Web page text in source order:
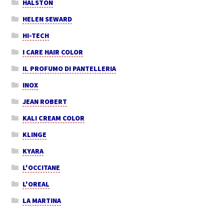
HALSTON
HELEN SEWARD
HI-TECH
I CARE HAIR COLOR
IL PROFUMO DI PANTELLERIA
INOX
JEAN ROBERT
KALI CREAM COLOR
KLINGE
KYARA
L'OCCITANE
L'OREAL
LA MARTINA